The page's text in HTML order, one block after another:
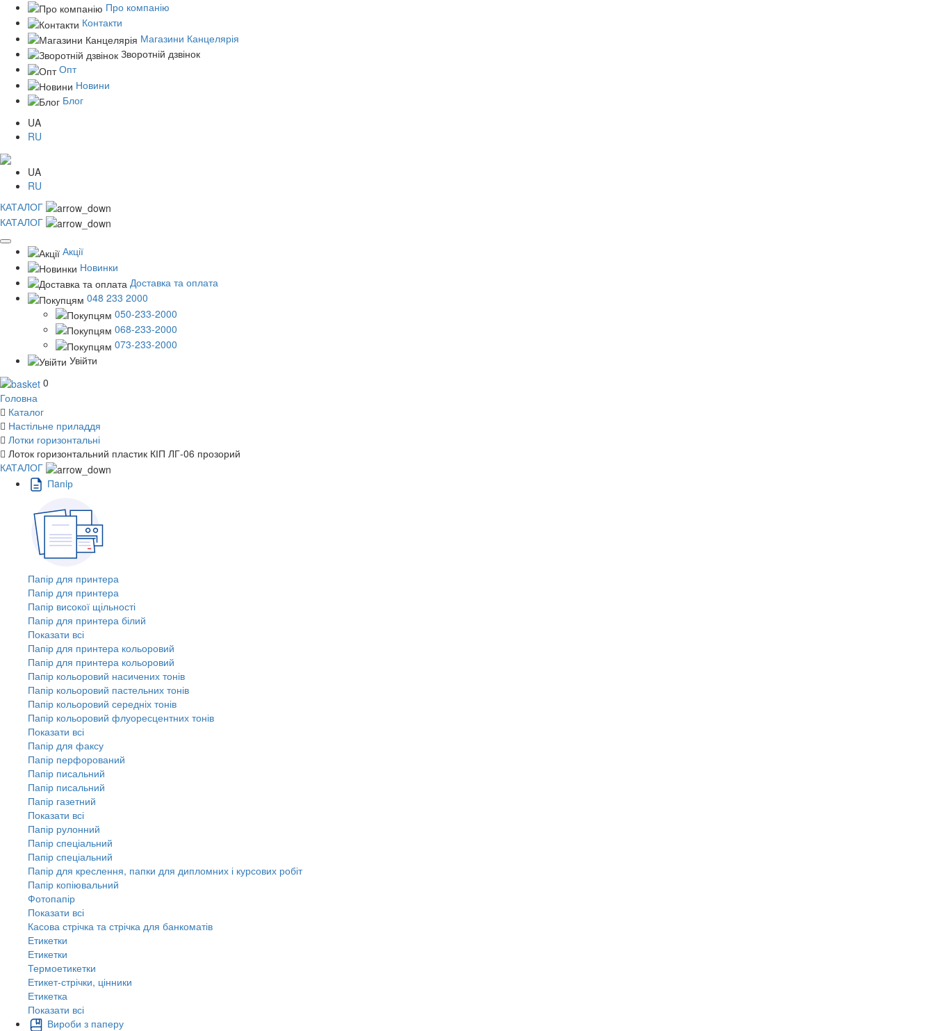
Про компанію
Контакти
Магазини Канцелярія
Зворотній дзвінок
Опт
Новини
Блог
UA
RU
UA
RU
КАТАЛОГ
КАТАЛОГ
Акції
Новинки
Доставка та оплата
048 233 2000
050-233-2000
068-233-2000
073-233-2000
Увійти
0
Головна
Каталог
Настільне приладдя
Лотки горизонтальні
Лоток горизонтальний пластик КІП ЛГ-06 прозорий
КАТАЛОГ
Пaпiр
Папір для принтера
Папір для принтера
Папір високої щільності
Папір для принтера білий
Показати всі
Папір для принтера кольоровий
Папір для принтера кольоровий
Папір кольоровий насичених тонів
Папір кольоровий пастельних тонів
Папір кольоровий середніх тонів
Папір кольоровий флуоресцентних тонів
Показати всі
Папір для факсу
Папір перфорований
Папір писальний
Папір писальний
Папір газетний
Показати всі
Папір рулонний
Папір спеціальний
Папір спеціальний
Папір для креслення, папки для дипломних і курсових робіт
Папір копіювальний
Фотопапір
Показати всі
Касова стрічка та стрічка для банкоматів
Етикетки
Етикетки
Термоетикетки
Етикет-стрічки, цінники
Етикетка
Показати всі
Вироби з паперу